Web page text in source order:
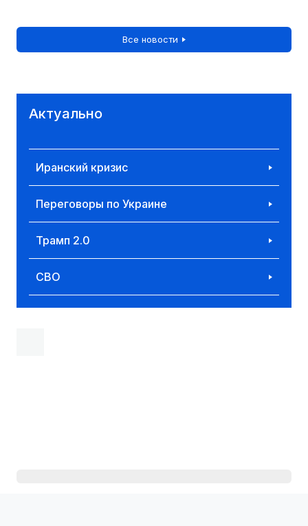
Все новости
Актуально
Иранский кризис
Переговоры по Украине
Трамп 2.0
СВО